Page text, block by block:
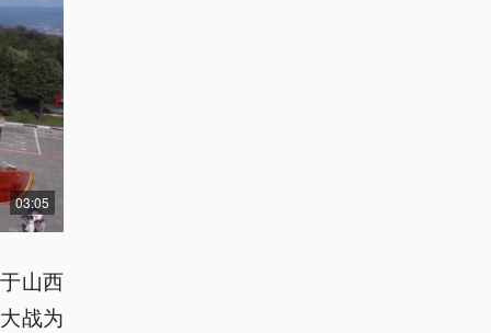
03:05
山西
战为